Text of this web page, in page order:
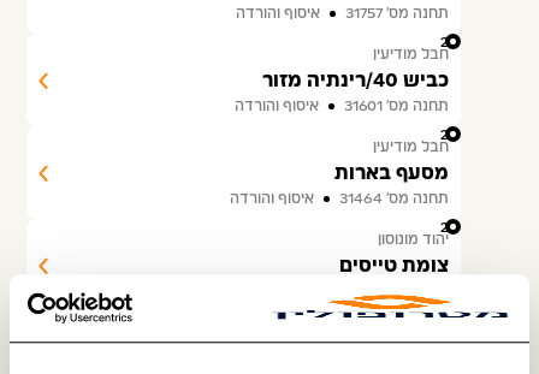
תחנה מס׳ 31757 איסוף והורדה
23
חבל מודיעין
כביש 40/רינתיה מזור
תחנה מס׳ 31601 איסוף והורדה
24
חבל מודיעין
מסעף בארות
תחנה מס׳ 31464 איסוף והורדה
25
יהוד מונוסון
צומת טייסים
26